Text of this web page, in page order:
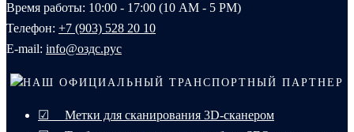
Время работы: 10:00 - 17:00 (10 AM - 5 PM)
Телефон: +7 (903) 528 20 10‬
E-mail: info@оздс.рус
НАШ ОФИЦИАЛЬНЫЙ ТРАНСПОРТНЫЙ ПАРТНЕР
☑ Метки для сканирования 3D-сканером